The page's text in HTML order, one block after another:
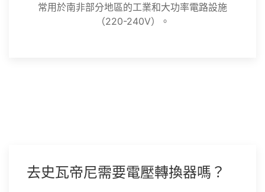
常用於南非部分地區的工業和大功率電路設施
（220-240V）。
去史瓦帝尼需要電壓轉換器嗎？